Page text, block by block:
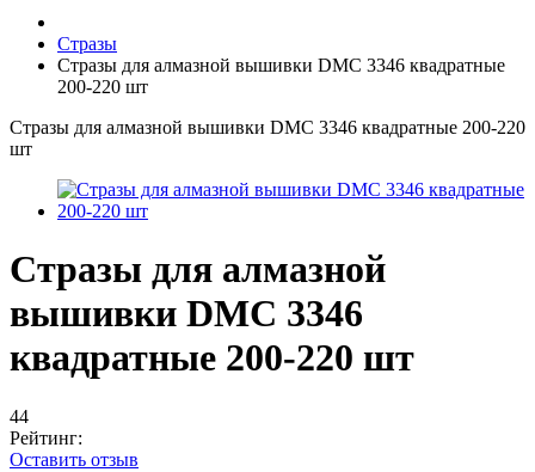
Стразы
Стразы для алмазной вышивки DMC 3346 квадратные
200-220 шт
Стразы для алмазной вышивки DMC 3346 квадратные 200-220
шт
Стразы для алмазной
вышивки DMC 3346
квадратные 200-220 шт
44
Рейтинг:
Оставить отзыв